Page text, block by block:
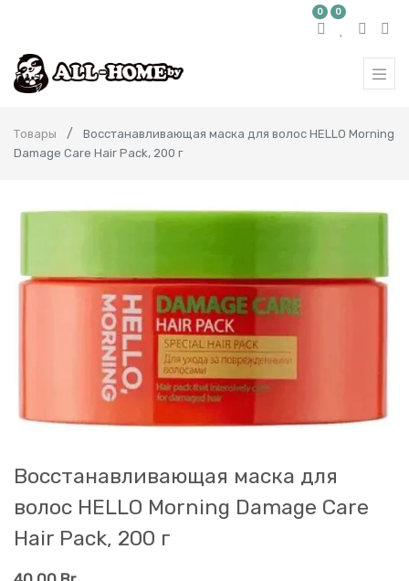
0 0
Товары
Восстанавливающая маска для волос HELLO Morning
Damage Care Hair Pack, 200 г
Восстанавливающая маска для
волос HELLO Morning Damage Care
Hair Pack, 200 г